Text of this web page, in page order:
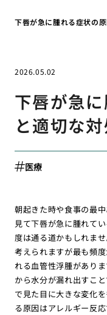
下唇が急に腫れる症状の
2026.05.02
下唇が急
と適切な
医療
朝起きた時や食事の最
見て下唇が急に腫れて
度は通る道かもしれま
考えられますが最も頻
れる血管性浮腫があり
から水分が漏れ出すこ
で見た目に大きな変化
る原因はアレルギー反